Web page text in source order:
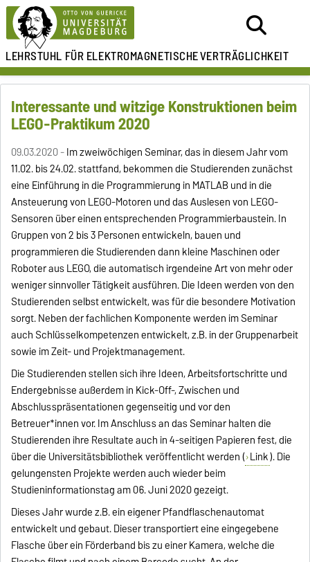
LEHRSTUHL FÜRELEKTROMAGNETISCHEVERTRÄGLICHKEIT
Interessante und witzige Konstruktionen beim
LEGO-Praktikum 2020
09.03.2020 -Im zweiwöchigen Seminar, das in diesem Jahr vom
11.02. bis 24.02. stattfand, bekommen die Studierenden zunächst
eine Einführung in die Programmierung in MATLAB und in die
Ansteuerung von LEGO-Motoren und das Auslesen von LEGO-
Sensoren über einen entsprechenden Programmierbaustein. In
Gruppen von 2 bis 3 Personen entwickeln, bauen und
programmieren die Studierenden dann kleine Maschinen oder
Roboter aus LEGO, die automatisch irgendeine Art von mehr oder
weniger sinnvoller Tätigkeit ausführen. Die Ideen werden von den
Studierenden selbst entwickelt, was für die besondere Motivation
sorgt. Neben der fachlichen Komponente werden im Seminar
auch Schlüsselkompetenzen entwickelt, z.B. in der Gruppenarbeit
sowie im Zeit- und Projektmanagement.
Die Studierenden stellen sich ihre Ideen, Arbeitsfortschritte und
Endergebnisse außerdem in Kick-Off-, Zwischen und
Abschlusspräsentationen gegenseitig und vor den
Betreuer*innen vor. Im Anschluss an das Seminar halten die
Studierenden ihre Resultate auch in 4-seitigen Papieren fest, die
über die Universitätsbibliothek veröffentlicht werden ( Link). Die
gelungensten Projekte werden auch wieder beim
Studieninformationstag am 06. Juni 2020 gezeigt.
Dieses Jahr wurde z.B. ein eigener Pfandflaschenautomat
entwickelt und gebaut. Dieser transportiert eine eingegebene
Flasche über ein Förderband bis zu einer Kamera, welche die